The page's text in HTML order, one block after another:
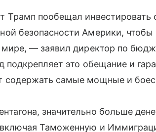
Трамп пообещал инвестировать
безопасности Америки,
мире, — заявил директор по
подкрепляет это обещание и
содержать самые мощные и
значительно больше
включая Таможенную и